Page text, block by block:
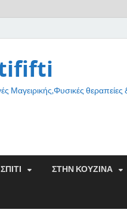
Μαγειρικής,Φυσικές
ΣΠΙΤΙ ΣΤΗΝ ΚΟΥΖΙΝΑ